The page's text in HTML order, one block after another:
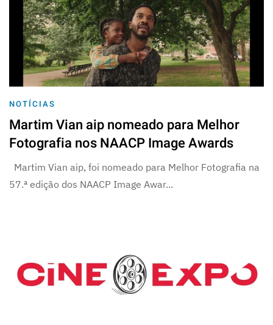
NOTÍCIAS
Martim Vian aip nomeado para Melhor
Fotografia nos NAACP Image Awards
Martim Vian aip, foi nomeado para Melhor Fotografia na
57.ª edição dos NAACP Image Awar...